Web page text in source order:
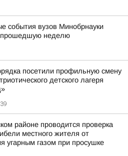
события вузов Минобрнауки
прошедшую неделю
посетили профильную смену
детского лагеря
районе проводится проверка
местного жителя от
угарным газом при просушке